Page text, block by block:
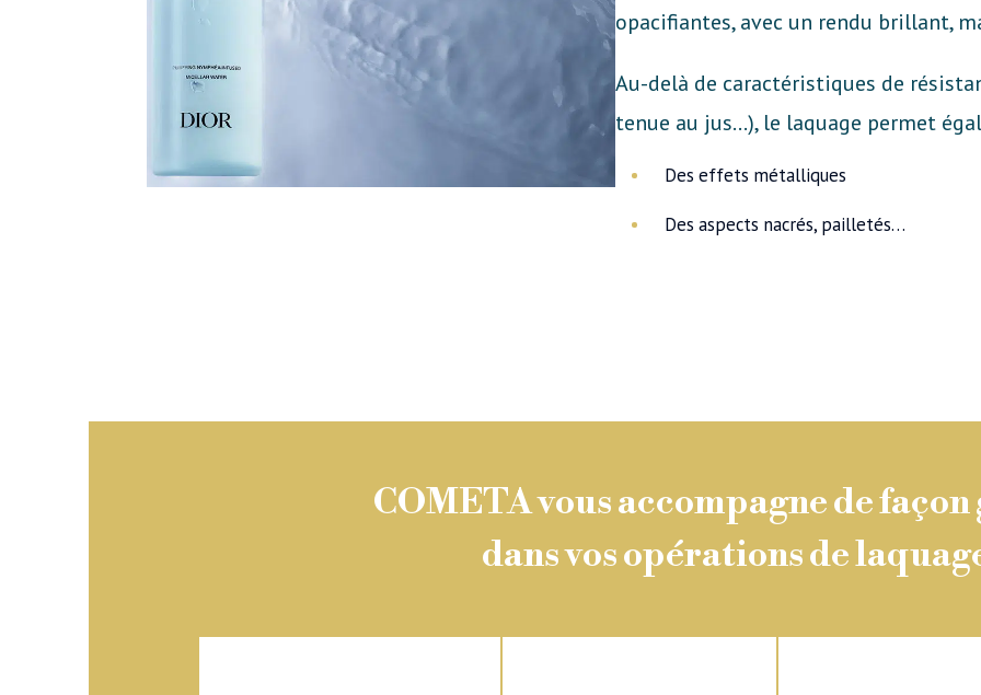
opacifiantes, avec un rendu brillant,
Au-delà de caractéristiques de
tenue au jus...), le laquage permet
Des effets métalliques
Des aspects nacrés, pailletés…
COMETA vous accompagne de
dans vos opérations de